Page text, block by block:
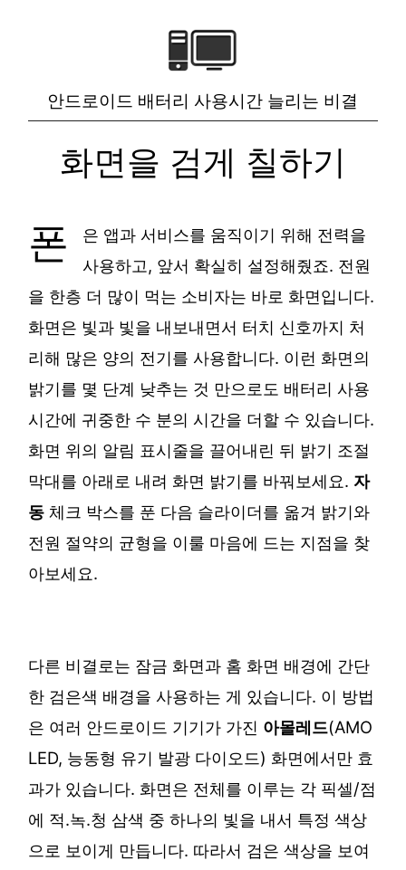
안드로이드 배터리 사용시간 늘리는 비결
화면을 검게 칠하기
폰
은 앱과 서비스를 움직이기 위해 전력을
사용하고, 앞서 확실히 설정해줬죠. 전원
을 한층 더 많이 먹는 소비자는 바로 화면입니다.
화면은 빛과 빛을 내보내면서 터치 신호까지 처
리해 많은 양의 전기를 사용합니다. 이런 화면의
밝기를 몇 단계 낮추는 것 만으로도 배터리 사용
시간에 귀중한 수 분의 시간을 더할 수 있습니다.
화면 위의 알림 표시줄을 끌어내린 뒤 밝기 조절
막대를 아래로 내려 화면 밝기를 바꿔보세요.자
동 체크 박스를 푼 다음 슬라이더를 옮겨 밝기와
전원 절약의 균형을 이룰 마음에 드는 지점을 찾
아보세요.
다른 비결로는 잠금 화면과 홈 화면 배경에 간단
한 검은색 배경을 사용하는 게 있습니다. 이 방법
은 여러 안드로이드 기기가 가진 아몰레드(AMO
LED, 능동형 유기 발광 다이오드) 화면에서만 효
과가 있습니다. 화면은 전체를 이루는 각 픽셀/점
에 적.녹.청 삼색 중 하나의 빛을 내서 특정 색상
으로 보이게 만듭니다. 따라서 검은 색상을 보여